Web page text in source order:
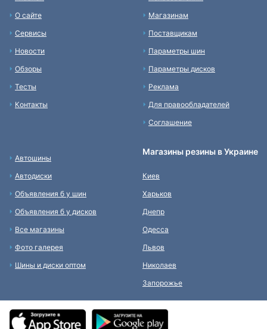
О сайте
Сервисы
Новости
Обзоры
Тесты
Контакты
Магазинам
Поставщикам
Параметры шин
Параметры дисков
Реклама
Для правообладателей
Соглашение
Автошины
Автодиски
Объявления б у шин
Объявления б у дисков
Все магазины
Фото галерея
Шины и диски оптом
Магазины резины в Украине
Киев
Харьков
Днепр
Одесса
Львов
Николаев
Запорожье